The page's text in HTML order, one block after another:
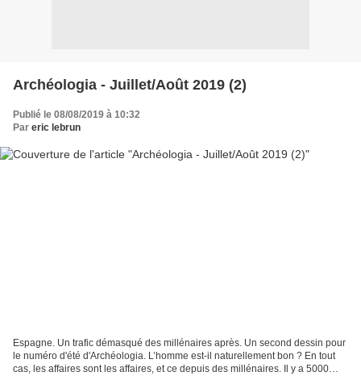
Archéologia - Juillet/Août 2019 (2)
Publié le 08/08/2019 à 10:32
Par eric lebrun
Espagne. Un trafic démasqué des millénaires après. Un second dessin pour
le numéro d'été d'Archéologia. L’homme est-il naturellement bon ? En tout
cas, les affaires sont les affaires, et ce depuis des millénaires. Il y a 5000